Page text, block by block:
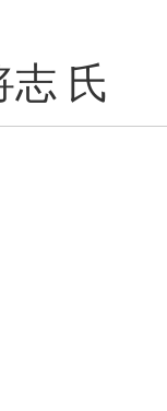
志 氏